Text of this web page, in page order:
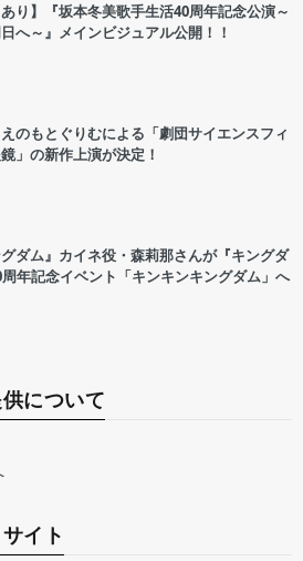
あり】『坂本冬美歌手生活40周年記念公演～
へ～』メインビジュアル公開！！
のもとぐりむによる「劇団サイエンスフィ
」の新作上演が決定！
ダム』カイネ役・森莉那さんが『キングダ
年記念イベント「キンキンキングダム」へ
について
イト